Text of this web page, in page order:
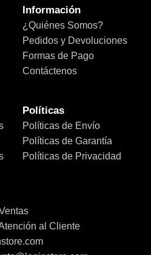
Información
¿Quiénes Somos?
Pedidos y Devoluciones
Formas de Pago
Contáctenos
Políticas
Políticas de Envío
Políticas de Garantía
Políticas de Privacidad
al Cliente